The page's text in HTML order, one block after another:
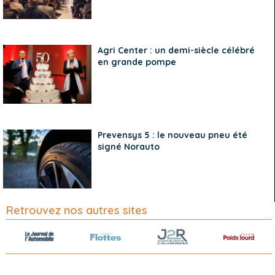
Agri Center : un demi-siècle célébré
en grande pompe
Prevensys 5 : le nouveau pneu été
signé Norauto
Retrouvez nos autres sites